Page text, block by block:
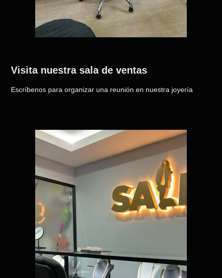
Visita nuestra sala de ventas
Escríbenos para organizar una reunión en nuestra joyería